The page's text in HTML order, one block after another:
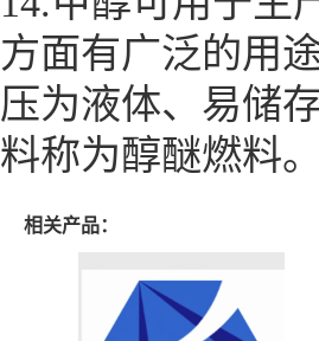
方面有广泛的用
压为液体、易储
料称为醇醚燃料
相关产品：